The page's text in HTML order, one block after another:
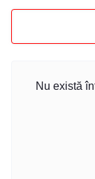
Nu există